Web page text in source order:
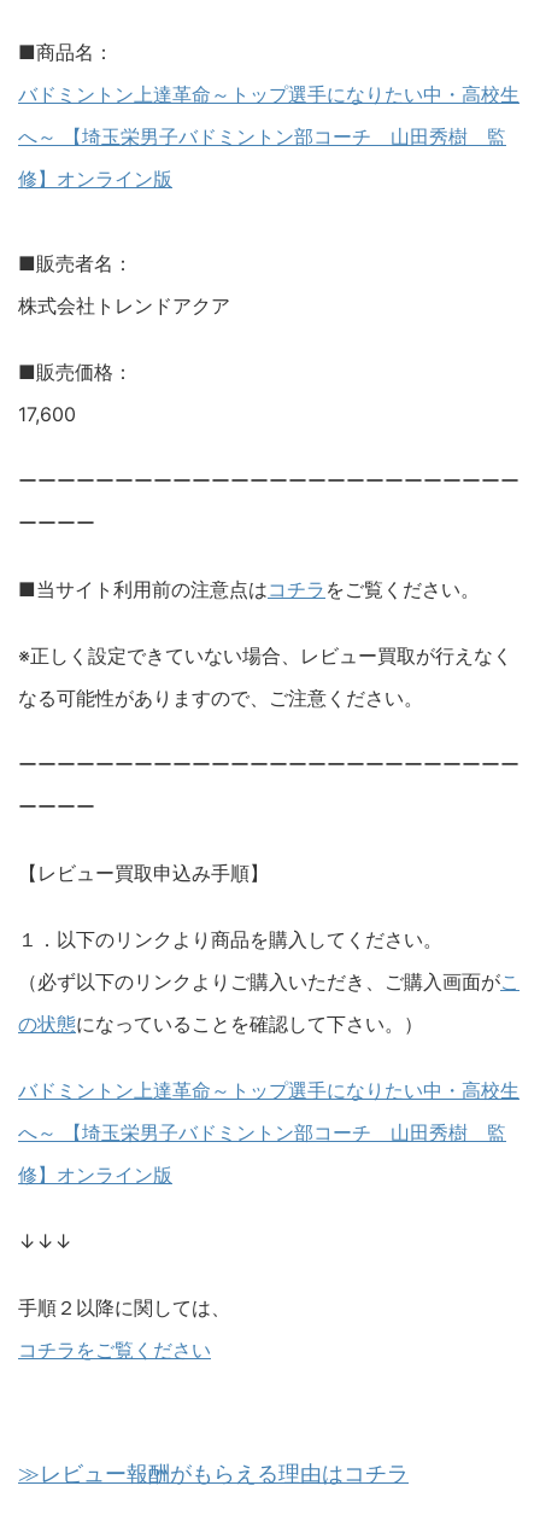
■商品名：
バドミントン上達革命～トップ選手になりたい中・高校生
へ～ 【埼玉栄男子バドミントン部コーチ 山田秀樹 監
修】オンライン版
■販売者名：
株式会社トレンドアクア
■販売価格：
17,600
ーーーーーーーーーーーーーーーーーーーーーーーーーー
ーーーー
■当サイト利用前の注意点はコチラ をご覧ください。
※正しく設定できていない場合、レビュー買取が行えなく
なる可能性がありますので、ご注意ください。
ーーーーーーーーーーーーーーーーーーーーーーーーーー
ーーーー
【レビュー買取申込み手順】
１．以下のリンクより商品を購入してください。
（必ず以下のリンクよりご購入いただき、ご購入画面がこ
の状態になっていることを確認して下さい。）
バドミントン上達革命～トップ選手になりたい中・高校生
へ～ 【埼玉栄男子バドミントン部コーチ 山田秀樹 監
修】オンライン版
↓↓↓
手順２以降に関しては、
コチラをご覧ください
≫レビュー報酬がもらえる理由はコチラ